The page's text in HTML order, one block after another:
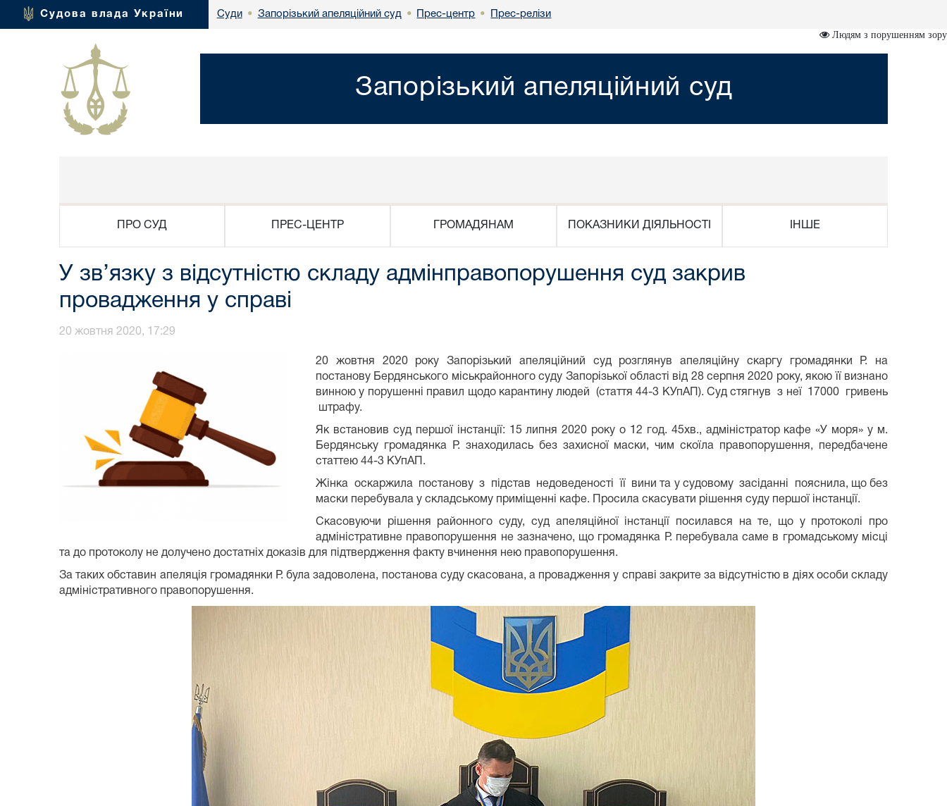
Судова влада України Суди • Запорізький апеляційний суд • Прес-центр • Прес-релізи
Людям з порушенням зору
Запорізький апеляційний суд
ПРО СУД ПРЕС-ЦЕНТР ГРОМАДЯНАМ ПОКАЗНИКИ ДІЯЛЬНОСТІ ІНШЕ
У зв’язку з відсутністю складу адмінправопорушення суд закрив
провадження у справі
20 жовтня 2020, 17:29
20 жовтня 2020 року Запорізький апеляційний суд розглянув апеляційну скаргу громадянки Р. на
постанову Бердянського міськрайонного суду Запорізької області від 28 серпня 2020 року, якою її визнано
винною у порушенні правил щодо карантину людей (стаття 44-3 КУпАП). Суд стягнув з неї 17000 гривень
штрафу.
Як встановив суд першої інстанції: 15 липня 2020 року о 12 год. 45хв., адміністратор кафе «У моря» у м.
Бердянську громадянка Р. знаходилась без захисної маски, чим скоїла правопорушення, передбачене
статтею 44-3 КУпАП.
Жінка оскаржила постанову з підстав недоведеності її вини та у судовому засіданні пояснила, що без
маски перебувала у складському приміщенні кафе. Просила скасувати рішення суду першої інстанції.
Скасовуючи рішення районного суду, суд апеляційної інстанції посилався на те, що у протоколі про
адміністративне правопорушення не зазначено, що громадянка Р. перебувала саме в громадському місці
та до протоколу не долучено достатніх доказів для підтвердження факту вчинення нею правопорушення.
За таких обставин апеляція громадянки Р. була задоволена, постанова суду скасована, а провадження у справі закрите за відсутністю в діях особи складу
адміністративного правопорушення.